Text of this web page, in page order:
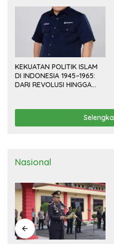
KEKUATAN POLITIK ISLAM
DI INDONESIA 1945–1965:
DARI REVOLUSI HINGGA
Nasional